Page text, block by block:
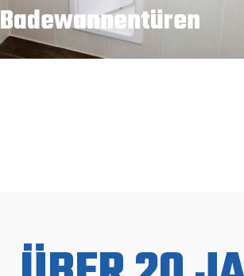
Badewannentüren